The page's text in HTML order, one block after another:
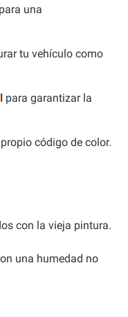
una
tu vehículo como
para garantizar la
código de color.
con la vieja pintura.
una humedad no